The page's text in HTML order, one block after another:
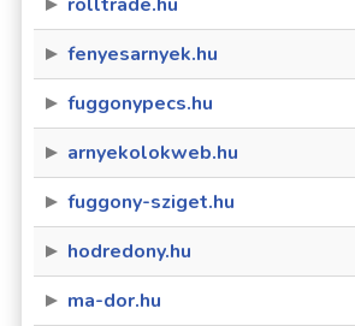
fenyesarnyek.hu
fuggonypecs.hu
arnyekolokweb.hu
fuggony-sziget.hu
hodredony.hu
ma-dor.hu